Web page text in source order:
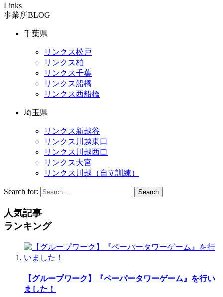
Links
事業所BLOG
千葉県
リンクス松戸
リンクス柏
リンクス千葉
リンクス船橋
リンクス西船橋
埼玉県
リンクス新越谷
リンクス川越東口
リンクス川越西口
リンクス大宮
リンクス川越（自立訓練）
Search for: Search
人気記事
ランキング
【グループワーク】『ペーパータワーゲーム』を行い
ました！